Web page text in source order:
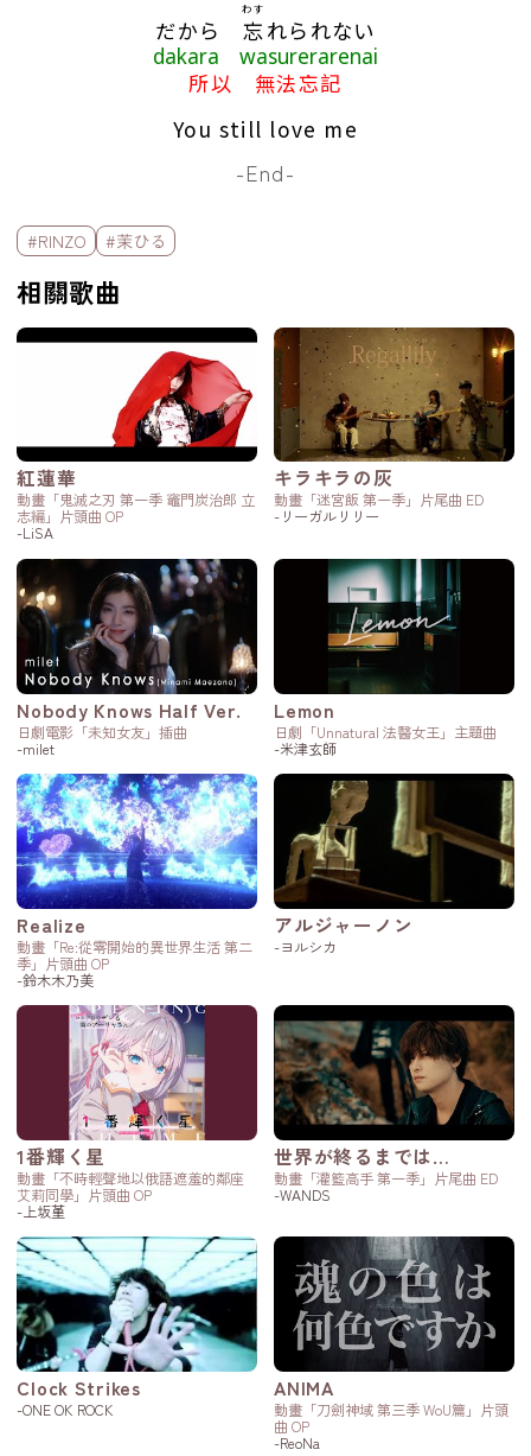
だから 忘
わす
れられない
dakara wasurerarenai
所以 無法忘記
You still love me
-End-
標籤欄
#RINZO #茉ひる
相關歌曲
紅蓮華
動畫「鬼滅之刃 第一季 竈門炭治郎 立
志編」片頭曲 OP
-LiSA
キラキラの灰
動畫「迷宮飯 第一季」片尾曲 ED
-リーガルリリー
Nobody Knows Half Ver.
日劇電影「未知女友」插曲
-milet
Lemon
日劇「Unnatural 法醫女王」主題曲
-米津玄師
Realize
動畫「Re:從零開始的異世界生活 第二
季」片頭曲 OP
-鈴木木乃美
アルジャーノン
-ヨルシカ
1番輝く星
動畫「不時輕聲地以俄語遮羞的鄰座
艾莉同學」片頭曲 OP
-上坂堇
世界が終るまでは…
動畫「灌籃高手 第一季」片尾曲 ED
-WANDS
Clock Strikes
-ONE OK ROCK
ANIMA
動畫「刀劍神域 第三季 WoU篇」片頭
曲 OP
-ReoNa